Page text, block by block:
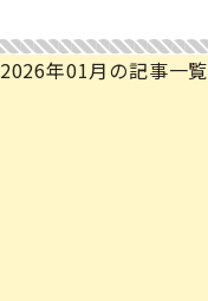
2026年01月の記事一覧